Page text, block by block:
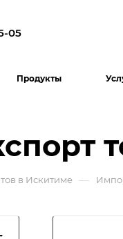
05
Продукты
в Искитиме —